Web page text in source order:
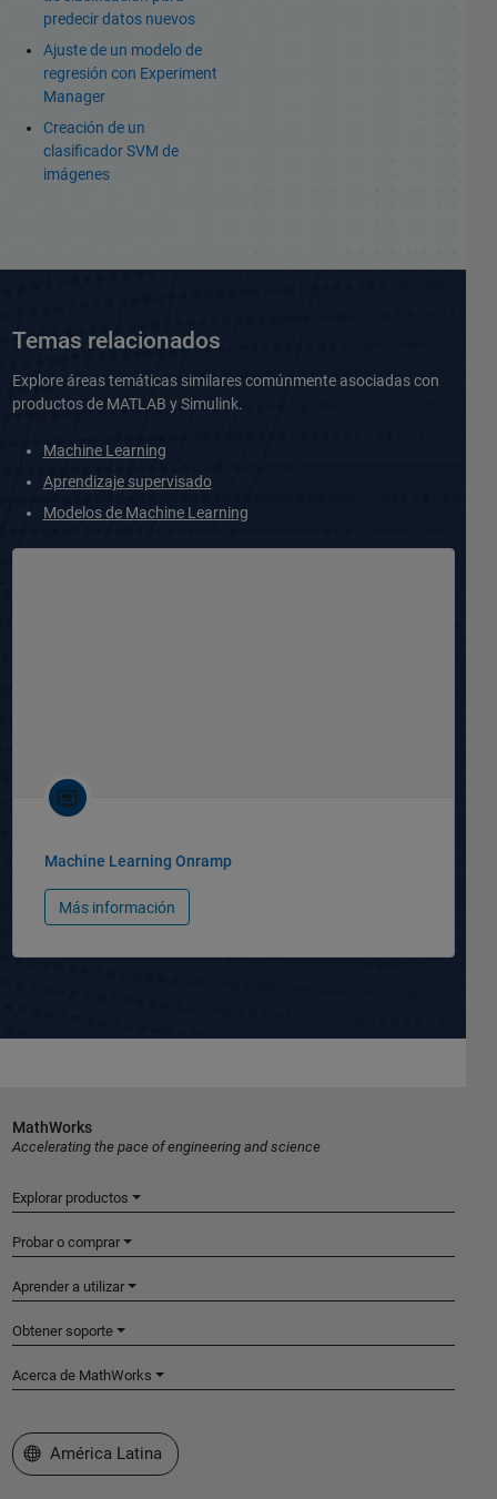
predecir datos nuevos
Ajuste de un modelo de
regresión con Experiment
Manager
Creación de un
clasificador SVM de
imágenes
Temas relacionados
Explore áreas temáticas similares comúnmente asociadas con
productos de MATLAB y Simulink.
Machine Learning
Aprendizaje supervisado
Modelos de Machine Learning
Machine Learning Onramp
Más información
MathWorks
Accelerating the pace of engineering and science
Explorar productos
Probar o comprar
Aprender a utilizar
Obtener soporte
Acerca de MathWorks
Seleccione un país/idioma
América Latina